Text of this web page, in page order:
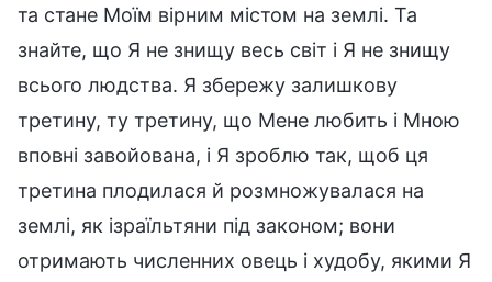
та стане Моїм вірним містом на землі. Та
знайте, що Я не знищу весь світ і Я не знищу
всього людства. Я збережу залишкову
третину, ту третину, що Мене любить і Мною
вповні завойована, і Я зроблю так, щоб ця
третина плодилася й розмножувалася на
землі, як ізраїльтяни під законом; вони
отримають численних овець і худобу, якими Я